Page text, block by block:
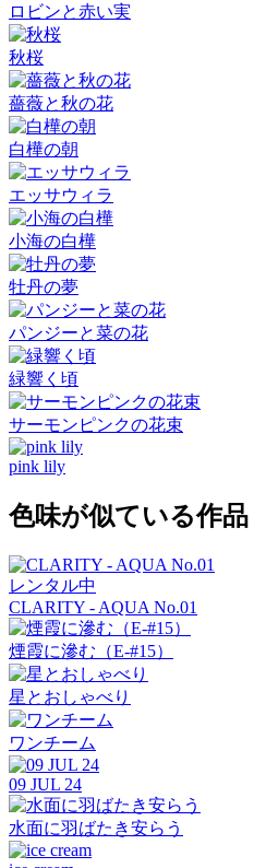
ロビンと赤い実
秋桜
薔薇と秋の花
白樺の朝
エッサウィラ
小海の白樺
牡丹の夢
パンジーと菜の花
緑響く頃
サーモンピンクの花束
pink lily
色味が似ている作品
レンタル中
CLARITY - AQUA No.01
煙霞に滲む（E-#15）
星とおしゃべり
ワンチーム
09 JUL 24
水面に羽ばたき安らう